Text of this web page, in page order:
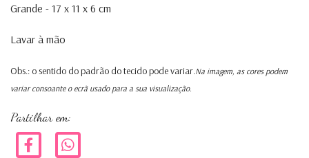
Grande - 17 x 11 x 6 cm
Lavar à mão
Obs.: o sentido do padrão do tecido pode variar.Na imagem, as cores podem
variar consoante o ecrã usado para a sua visualização.
Partilhar em: